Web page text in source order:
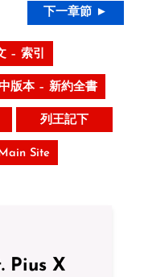
下一章節 ►
– 索引
版本 – 新約全書
列王記下
Site
Pius X